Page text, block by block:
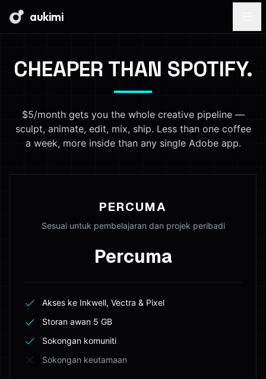
aukimi
CHEAPER THAN SPOTIFY.
$5/month gets you the whole creative pipeline —
sculpt, animate, edit, mix, ship. Less than one coffee
a week, more inside than any single Adobe app.
PERCUMA
Sesuai untuk pembelajaran dan projek peribadi
Percuma
Akses ke Inkwell, Vectra & Pixel
Storan awan 5 GB
Sokongan komuniti
Sokongan keutamaan